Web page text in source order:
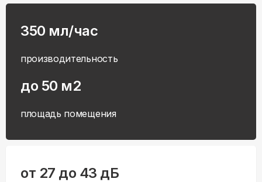
350 мл/час
производительность
до 50 м2
площадь помещения
от 27 до 43 дБ